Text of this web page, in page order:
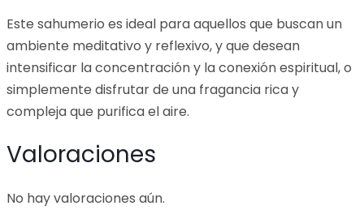
Este sahumerio es ideal para aquellos que buscan un
ambiente meditativo y reflexivo, y que desean
intensificar la concentración y la conexión espiritual, o
simplemente disfrutar de una fragancia rica y
compleja que purifica el aire.
Valoraciones
No hay valoraciones aún.